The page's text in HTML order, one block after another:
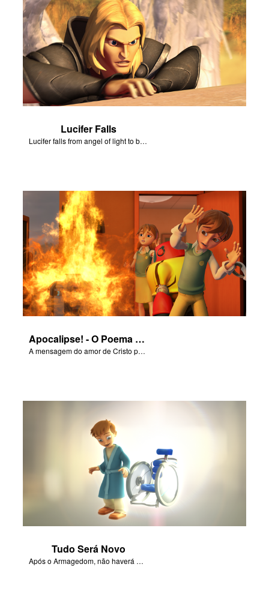
Lucifer Falls
Lucifer falls from angel of light to become Satan.
Apocalipse! - O Poema da Salvação
A mensagem do amor de Cristo por cada um de nós.
Tudo Será Novo
Após o Armagedom, não haverá mais morte ou tristeza.